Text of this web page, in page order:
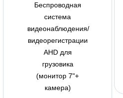
Беспроводная
система
видеонаблюдения/
видеорегистрации
AHD для
грузовика
(монитор 7"+
камера)